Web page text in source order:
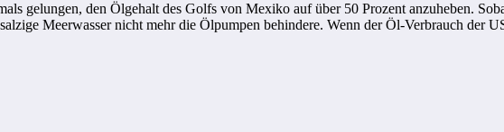
gelungen, den Ölgehalt des Golfs von Mexiko auf über 50 Prozent anzuheben.
Meerwasser nicht mehr die Ölpumpen behindere. Wenn der Öl-Verbrauch der